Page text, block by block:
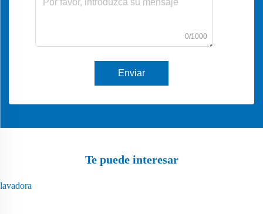
0/1000
Enviar
Te puede interesar
lavadora